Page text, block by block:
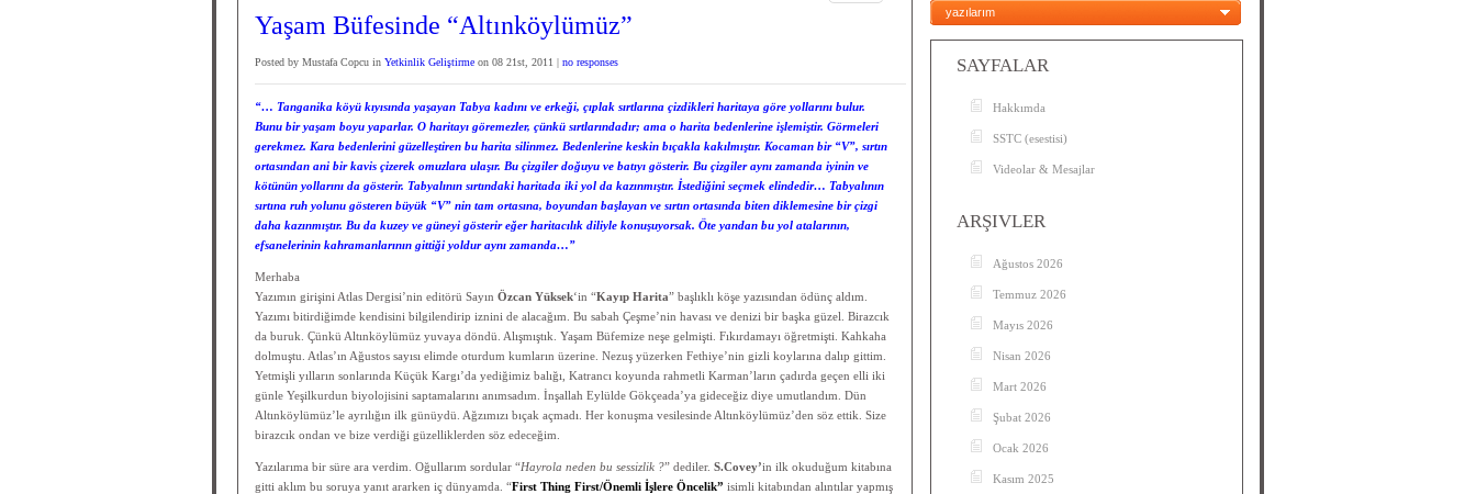
Yaşam Büfesinde “Altınköylümüz”
Posted by Mustafa Copcu in Yetkinlik Geliştirme on 08 21st, 2011 | no responses
“… Tanganika köyü kıyısında yaşayan Tabya kadını ve erkeği, çıplak sırtlarına çizdikleri haritaya göre yollarını bulur.
Bunu bir yaşam boyu yaparlar. O haritayı göremezler, çünkü sırtlarındadır; ama o harita bedenlerine işlemiştir. Görmeleri
gerekmez. Kara bedenlerini güzelleştiren bu harita silinmez. Bedenlerine keskin bıçakla kakılmıştır. Kocaman bir “V”, sırtın
ortasından ani bir kavis çizerek omuzlara ulaşır. Bu çizgiler doğuyu ve batıyı gösterir. Bu çizgiler aynı zamanda iyinin ve
kötünün yollarını da gösterir. Tabyalının sırtındaki haritada iki yol da kazınmıştır. İstediğini seçmek elindedir… Tabyalının
sırtına ruh yolunu gösteren büyük “V” nin tam ortasına, boyundan başlayan ve sırtın ortasında biten diklemesine bir çizgi
daha kazınmıştır. Bu da kuzey ve güneyi gösterir eğer haritacılık diliyle konuşuyorsak. Öte yandan bu yol atalarının,
efsanelerinin kahramanlarının gittiği yoldur aynı zamanda…”
Merhaba
Yazımın girişini Atlas Dergisi’nin editörü Sayın Özcan Yüksek‘in “Kayıp Harita” başlıklı köşe yazısından ödünç aldım.
Yazımı bitirdiğimde kendisini bilgilendirip iznini de alacağım. Bu sabah Çeşme’nin havası ve denizi bir başka güzel. Birazcık
da buruk. Çünkü Altınköylümüz yuvaya döndü. Alışmıştık. Yaşam Büfemize neşe gelmişti. Fıkırdamayı öğretmişti. Kahkaha
dolmuştu. Atlas’ın Ağustos sayısı elimde oturdum kumların üzerine. Nezuş yüzerken Fethiye’nin gizli koylarına dalıp gittim.
Yetmişli yılların sonlarında Küçük Kargı’da yediğimiz balığı, Katrancı koyunda rahmetli Karman’ların çadırda geçen elli iki
günle Yeşilkurdun biyolojisini saptamalarını anımsadım. İnşallah Eylülde Gökçeada’ya gideceğiz diye umutlandım. Dün
Altınköylümüz’le ayrılığın ilk günüydü. Ağzımızı bıçak açmadı. Her konuşma vesilesinde Altınköylümüz’den söz ettik. Size
birazcık ondan ve bize verdiği güzelliklerden söz edeceğim.
Yazılarıma bir süre ara verdim. Oğullarım sordular “Hayrola neden bu sessizlik ?” dediler. S.Covey’in ilk okuduğum kitabına
gitti aklım bu soruya yanıt ararken iç dünyamda. “First Thing First/Önemli İşlere Öncelik” isimli kitabından alıntılar yapmış
yazılarım
SAYFALAR
Hakkımda
SSTC (esestisi)
Videolar & Mesajlar
ARŞIVLER
Ağustos 2026
Temmuz 2026
Mayıs 2026
Nisan 2026
Mart 2026
Şubat 2026
Ocak 2026
Kasım 2025